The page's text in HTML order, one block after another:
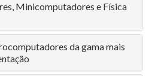
Minicomputadores e Física
da gama mais